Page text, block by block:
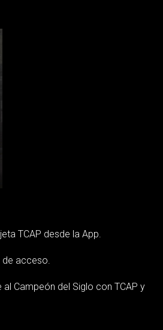
TCAP desde la App.
acceso.
Campeón del Siglo con TCAP y